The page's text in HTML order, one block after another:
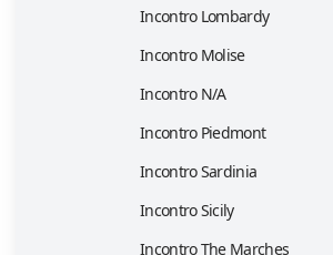
Incontro Lombardy
Incontro Molise
Incontro N/A
Incontro Piedmont
Incontro Sardinia
Incontro Sicily
Incontro The Marches